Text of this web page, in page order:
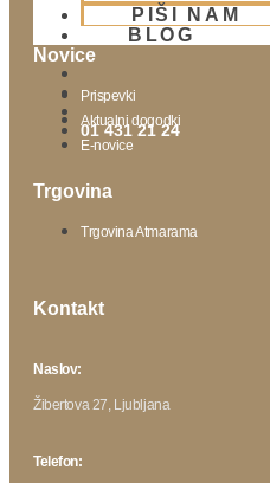
PIŠI NAM
BLOG
01 431 21 24
Novice
Prispevki
Aktualni dogodki
E-novice
Trgovina
Trgovina Atmarama
Kontakt
Naslov:
Žibertova 27, Ljubljana
Telefon: